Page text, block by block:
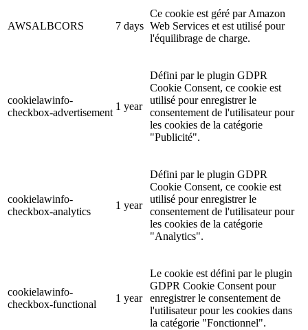
AWSALBCORS 7 days
Ce cookie est géré par Amazon
Web Services et est utilisé pour
l'équilibrage de charge.
cookielawinfo-
checkbox-advertisement
1 year
Défini par le plugin GDPR
Cookie Consent, ce cookie est
utilisé pour enregistrer le
consentement de l'utilisateur pour
les cookies de la catégorie
"Publicité".
cookielawinfo-
checkbox-analytics
1 year
Défini par le plugin GDPR
Cookie Consent, ce cookie est
utilisé pour enregistrer le
consentement de l'utilisateur pour
les cookies de la catégorie
"Analytics".
cookielawinfo-
checkbox-functional
1 year
Le cookie est défini par le plugin
GDPR Cookie Consent pour
enregistrer le consentement de
l'utilisateur pour les cookies dans
la catégorie "Fonctionnel".